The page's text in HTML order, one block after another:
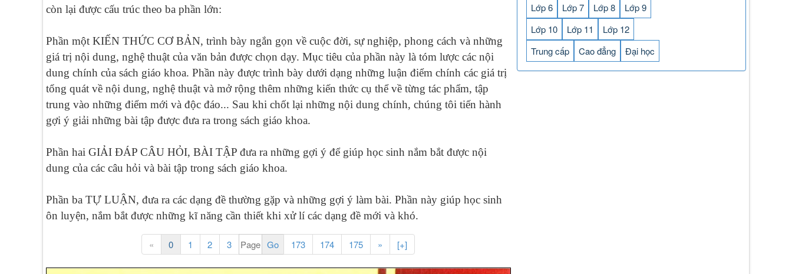
còn lại được cấu trúc theo ba phần lớn:
Phần một KIẾN THỨC CƠ BẢN, trình bày ngắn gọn về cuộc đời, sự nghiệp, phong cách và những
giá trị nội dung, nghệ thuật của văn bản được chọn dạy. Mục tiêu của phần này là tóm lược các nội
dung chính của sách giáo khoa. Phần này được trình bày dưới dạng những luận điểm chính các giá trị
tổng quát về nội dung, nghệ thuật và mở rộng thêm những kiến thức cụ thể về từng tác phẩm, tập
trung vào những điểm mới và độc đáo... Sau khi chốt lại những nội dung chính, chúng tôi tiến hành
gợi ý giải những bài tập được đưa ra trong sách giáo khoa.
Phần hai GIẢI ĐÁP CÂU HỎI, BÀI TẬP đưa ra những gợi ý để giúp học sinh nắm bắt được nội
dung của các câu hỏi và bài tập trong sách giáo khoa.
Phần ba TỰ LUẬN, đưa ra các dạng đề thường gặp và những gợi ý làm bài. Phần này giúp học sinh
ôn luyện, nắm bắt được những kĩ năng cần thiết khi xử lí các dạng đề mới và khó.
« 0 1 2 3 173 174 175 » [+]
Lớp 6
Lớp 7 Lớp 8
Lớp 9
Lớp 10
Lớp 11
Lớp 12
Trung cấp
Cao đẳng Đại học